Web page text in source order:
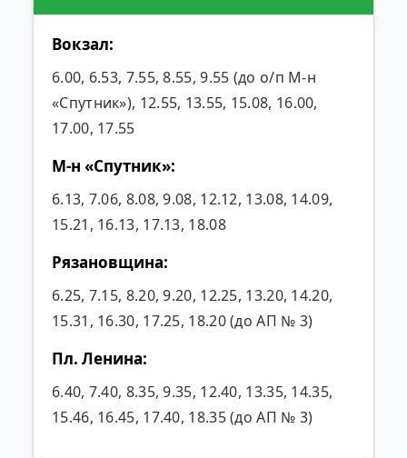
Вокзал:
6.00, 6.53, 7.55, 8.55, 9.55 (до о/п М-н
«Спутник»), 12.55, 13.55, 15.08, 16.00,
17.00, 17.55
М-н «Спутник»:
6.13, 7.06, 8.08, 9.08, 12.12, 13.08, 14.09,
15.21, 16.13, 17.13, 18.08
Рязановщина:
6.25, 7.15, 8.20, 9.20, 12.25, 13.20, 14.20,
15.31, 16.30, 17.25, 18.20 (до АП № 3)
Пл. Ленина:
6.40, 7.40, 8.35, 9.35, 12.40, 13.35, 14.35,
15.46, 16.45, 17.40, 18.35 (до АП № 3)